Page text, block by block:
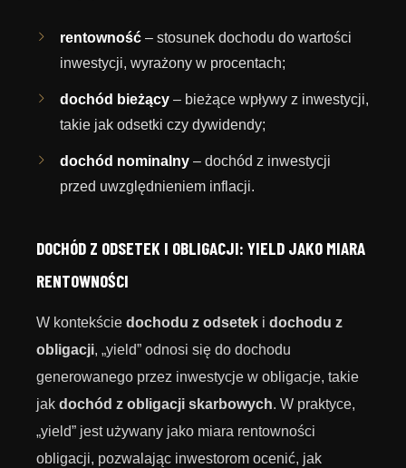
rentowność – stosunek dochodu do wartości
inwestycji, wyrażony w procentach;
dochód bieżący – bieżące wpływy z inwestycji,
takie jak odsetki czy dywidendy;
dochód nominalny – dochód z inwestycji
przed uwzględnieniem inflacji.
DOCHÓD Z ODSETEK I OBLIGACJI: YIELD JAKO MIARA
RENTOWNOŚCI
W kontekście dochodu z odsetek i dochodu z
obligacji, „yield” odnosi się do dochodu
generowanego przez inwestycje w obligacje, takie
jak dochód z obligacji skarbowych. W praktyce,
„yield” jest używany jako miara rentowności
obligacji, pozwalając inwestorom ocenić, jak